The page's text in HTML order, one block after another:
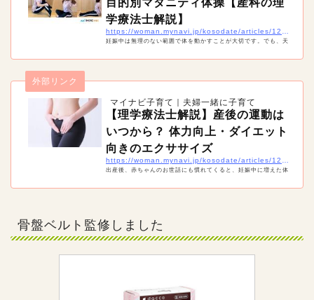
目的別マタニティ体操【産科の理
学療法士解説】
妊娠中は無理のない範囲で体を動かすことが大切です。でも、天
マイナビ子育て｜夫婦一緒に子育て
外部リンク
【理学療法士解説】産後の運動は
いつから？ 体力向上・ダイエット
向きのエクササイズ
出産後、赤ちゃんのお世話にも慣れてくると、妊娠中に増えた体
骨盤ベルト監修しました